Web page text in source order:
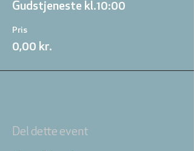
Gudstjeneste kl.10:00
Pris
0,00 kr.
Del dette event